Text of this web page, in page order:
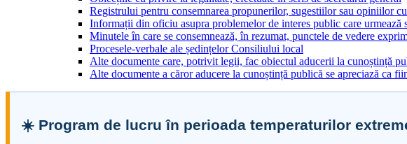
Registrului pentru consemnarea propunerilor, sugestiilor sau opiniilor
Informații din oficiu asupra problemelor de interes public care urmează
Minutele în care se consemnează, în rezumat, punctele de vedere
Procesele-verbale ale ședințelor Consiliului local
Alte documente care, potrivit legii, fac obiectul aducerii la cunoștință
Alte documente a căror aducere la cunoștință publică se apreciază ca
☀️ Program de lucru în perioada temperaturilor